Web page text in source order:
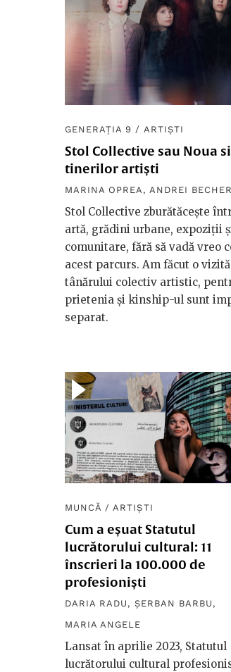
GENERAȚIA 9 / ARTIȘTI
Stol Collective sau Noua
tinerilor artiști
MARINA OPREA , ANDREI
Stol Collective zburătăcește
artă, grădini urbane, expoziții
comunitare, fără să vadă vreo
acest parcurs. Am făcut o
tânărului colectiv artistic,
prietenia și kinship-ul sunt
separat.
MUNCĂ /ARTIȘTI
Cum a eșuat Statutul
lucrătorului cultural: 11
înscrieri la 100.000 de
profesioniști
DARIA RADU , ȘERBAN BARBU ,
MARIA ANGELE
Lansat în aprilie 2023, Statutul
lucrătorului cultural